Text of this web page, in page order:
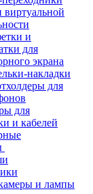
и
для
экрана
накладки
для
для
и кабелей
и лампы